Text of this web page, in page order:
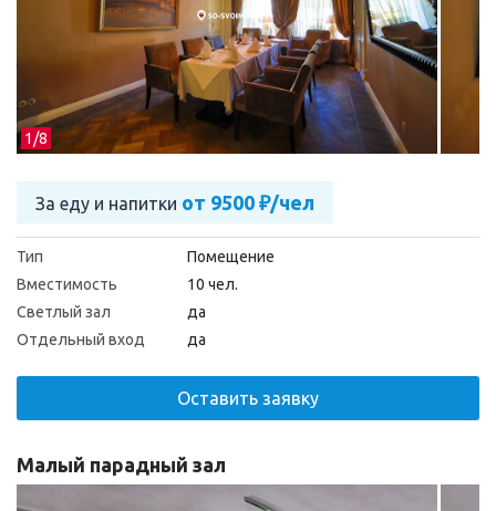
1/8
За еду и напитки от 9500 ₽/чел
Тип
Помещение
Вместимость
10 чел.
Светлый зал
да
Отдельный вход
да
Оставить заявку
Малый парадный зал